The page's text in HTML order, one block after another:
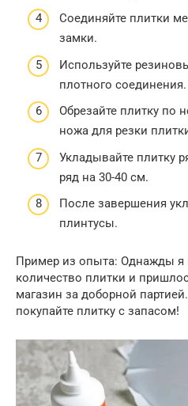
Соединяйте плитки
замки.
Используйте
плотного соединения.
Обрезайте плитку по
ножа для резки
Укладывайте плитку
ряд на 30-40 см.
После завершения
плинтусы.
Пример из опыта: Однажды я
количество плитки и
магазин за доборной
покупайте плитку с запасом!